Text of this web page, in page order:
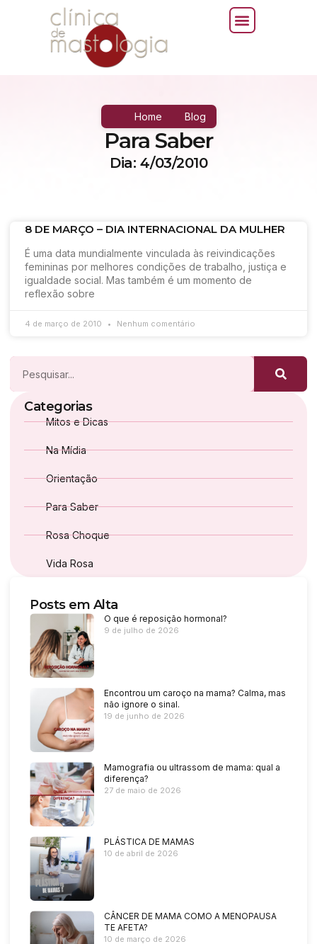
Home Blog
Para Saber
Dia: 4/03/2010
8 DE MARÇO – DIA INTERNACIONAL DA MULHER
É uma data mundialmente vinculada às reivindicações
femininas por melhores condições de trabalho, justiça e
igualdade social. Mas também é um momento de
reflexão sobre
4 de março de 2010 Nenhum comentário
Categorias
Mitos e Dicas
Na Mídia
Orientação
Para Saber
Rosa Choque
Vida Rosa
Posts em Alta
O que é reposição hormonal?
9 de julho de 2026
Encontrou um caroço na mama? Calma, mas
não ignore o sinal.
19 de junho de 2026
Mamografia ou ultrassom de mama: qual a
diferença?
27 de maio de 2026
PLÁSTICA DE MAMAS
10 de abril de 2026
CÂNCER DE MAMA COMO A MENOPAUSA
TE AFETA?
10 de março de 2026